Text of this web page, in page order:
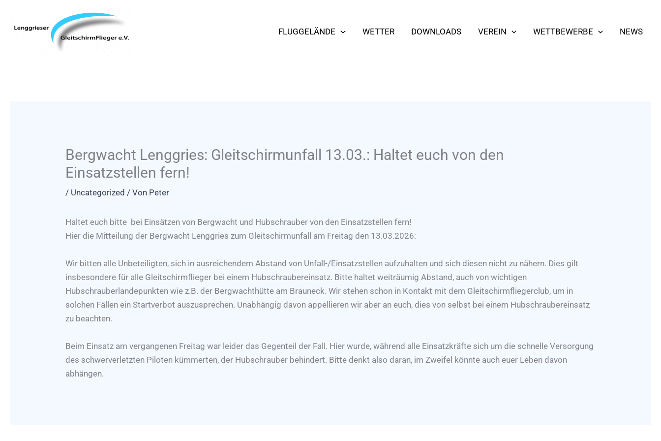
springen
FLUGGELÄNDE WETTER DOWNLOADS VEREIN WETTBEWERBE NEWS
Bergwacht Lenggries: Gleitschirmunfall 13.03.: Haltet euch von den
Einsatzstellen fern!
/ Uncategorized / Von Peter
Haltet euch bitte bei Einsätzen von Bergwacht und Hubschrauber von den Einsatzstellen fern!
Hier die Mitteilung der Bergwacht Lenggries zum Gleitschirmunfall am Freitag den 13.03.2026:
Wir bitten alle Unbeteiligten, sich in ausreichendem Abstand von Unfall-/Einsatzstellen aufzuhalten und sich diesen nicht zu nähern. Dies gilt
insbesondere für alle Gleitschirmflieger bei einem Hubschraubereinsatz. Bitte haltet weiträumig Abstand, auch von wichtigen
Hubschrauberlandepunkten wie z.B. der Bergwachthütte am Brauneck. Wir stehen schon in Kontakt mit dem Gleitschirmfliegerclub, um in
solchen Fällen ein Startverbot auszusprechen. Unabhängig davon appellieren wir aber an euch, dies von selbst bei einem Hubschraubereinsatz
zu beachten.
Beim Einsatz am vergangenen Freitag war leider das Gegenteil der Fall. Hier wurde, während alle Einsatzkräfte sich um die schnelle Versorgung
des schwerverletzten Piloten kümmerten, der Hubschrauber behindert. Bitte denkt also daran, im Zweifel könnte auch euer Leben davon
abhängen.